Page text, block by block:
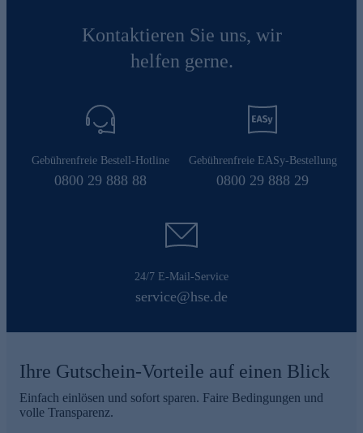
Kontaktieren Sie uns, wir
helfen gerne.
Gebührenfreie Bestell-Hotline
0800 29 888 88
Gebührenfreie EASy-Bestellung
0800 29 888 29
24/7 E-Mail-Service
service@hse.de
Ihre Gutschein-Vorteile auf einen Blick
Einfach einlösen und sofort sparen. Faire Bedingungen und
volle Transparenz.